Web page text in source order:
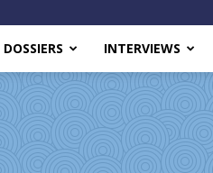
DOSSIERS INTERVIEWS